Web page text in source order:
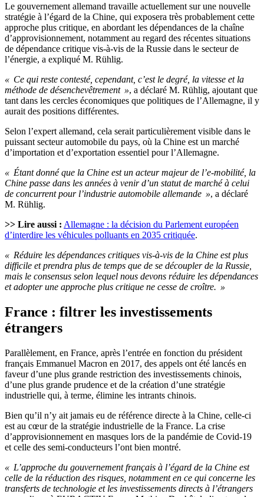
Le gouvernement allemand travaille actuellement sur une nouvelle
stratégie à l’égard de la Chine, qui exposera très probablement cette
approche plus critique, en abordant les dépendances de la chaîne
d’approvisionnement, notamment au regard des récentes situations
de dépendance critique vis-à-vis de la Russie dans le secteur de
l’énergie, a expliqué M. Rühlig.
« Ce qui reste contesté, cependant, c’est le degré, la vitesse et la
méthode de désenchevêtrement », a déclaré M. Rühlig, ajoutant que
tant dans les cercles économiques que politiques de l’Allemagne, il y
aurait des positions différentes.
Selon l’expert allemand, cela serait particulièrement visible dans le
puissant secteur automobile du pays, où la Chine est un marché
d’importation et d’exportation essentiel pour l’Allemagne.
« Étant donné que la Chine est un acteur majeur de l’e-mobilité, la
Chine passe dans les années à venir d’un statut de marché à celui
de concurrent pour l’industrie automobile allemande », a déclaré
M. Rühlig.
>> Lire aussi : Allemagne : la décision du Parlement européen
d’interdire les véhicules polluants en 2035 critiquée.
« Réduire les dépendances critiques vis-à-vis de la Chine est plus
difficile et prendra plus de temps que de se découpler de la Russie,
mais le consensus selon lequel nous devons réduire les dépendances
et adopter une approche plus critique ne cesse de croître. »
France : filtrer les investissements
étrangers
Parallèlement, en France, après l’entrée en fonction du président
français Emmanuel Macron en 2017, des appels ont été lancés en
faveur d’une plus grande restriction des investissements chinois,
d’une plus grande prudence et de la création d’une stratégie
industrielle qui, à terme, élimine les intrants chinois.
Bien qu’il n’y ait jamais eu de référence directe à la Chine, celle-ci
est au cœur de la stratégie industrielle de la France. La crise
d’approvisionnement en masques lors de la pandémie de Covid-19
et celle des semi-conducteurs l’ont bien montré.
« L’approche du gouvernement français à l’égard de la Chine est
celle de la réduction des risques, notamment en ce qui concerne les
transferts de technologie et les investissements directs à l’étrangers